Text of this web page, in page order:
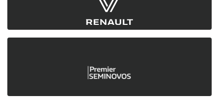
Saiba mais
Saiba mais